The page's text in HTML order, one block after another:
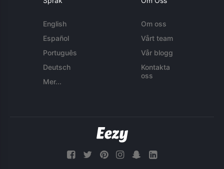
English
Español
Português
Deutsch
Mer...
Om oss
Vårt team
Vår blogg
Kontakta
oss